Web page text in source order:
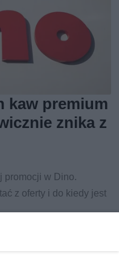
kaw premium
znika z
promocji w Dino.
z oferty i do kiedy jest